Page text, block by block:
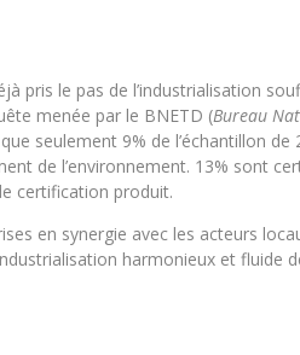
pris le pas de l’industrialisation
menée par le BNETD (Bureau
seulement 9% de l’échantillon
de l’environnement. 13% sont
certification produit.
en synergie avec les acteurs
harmonieux et